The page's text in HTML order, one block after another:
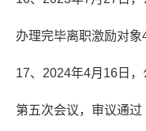
办理完毕离职激励对象
17、2024年4月16日
第五次会议，审议通